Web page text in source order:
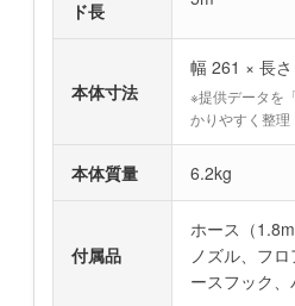
ド長
本体寸法
幅 261 × 長
※提供データを
かりやすく整理
本体質量 6.2kg
付属品
ホース（
ノズル、フ
ースフック